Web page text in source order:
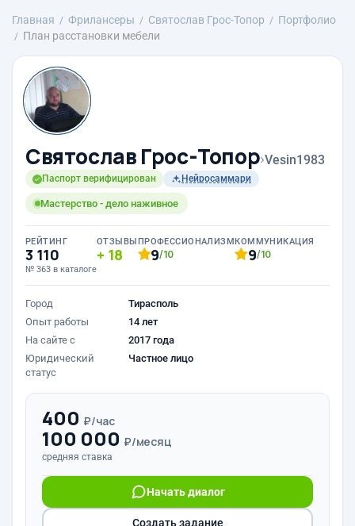
Главная Фрилансеры Святослав Грос-Топор
Портфолио
План расстановки мебели
Святослав Грос-Топор›Vesin1983
Паспорт верифицирован Нейросаммари
Мастерство - дело наживное
РЕЙТИНГ
3 110
№ 363 в каталоге
ОТЗЫВЫ
18
ПРОФЕССИОНАЛИЗМ
9/10
КОММУНИКАЦИЯ
9/10
Город
Тирасполь
Опыт работы
14 лет
На сайте с
2017 года
Юридический
статус
Частное лицо
400 ₽/час
100 000 ₽/месяц
средняя ставка
Начать диалог
Создать задание